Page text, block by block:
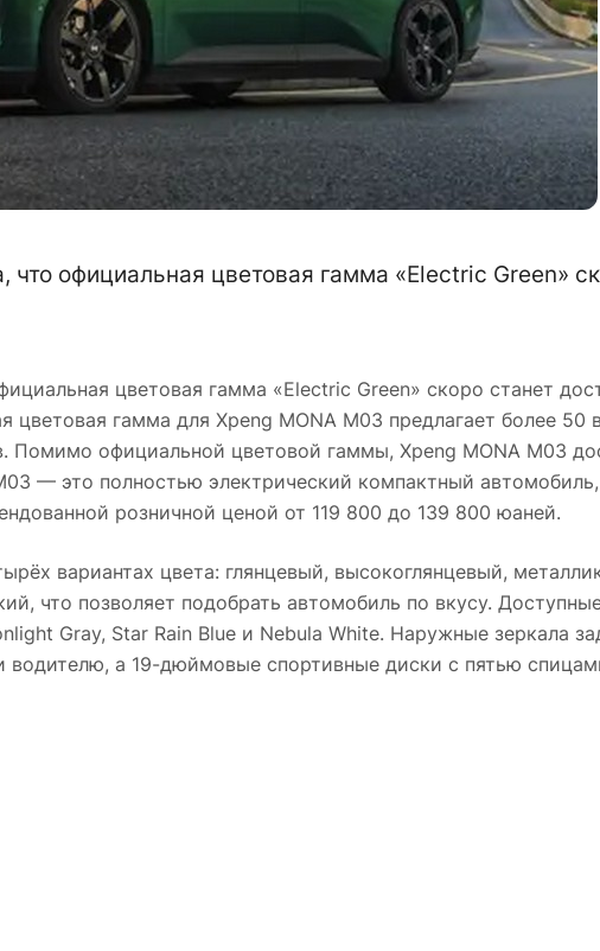
официальная цветовая гамма «Electric Green»
цветовая гамма «Electric Green» скоро станет
цветовая гамма для Xpeng MONA M03 предлагает более 50
официальной цветовой гаммы, Xpeng MONA M03
— это полностью электрический компактный автомобиль,
розничной ценой от 119 800 до 139 800 юаней.
вариантах цвета: глянцевый, высокоглянцевый,
что позволяет подобрать автомобиль по вкусу.
Gray, Star Rain Blue и Nebula White. Наружные зеркала
а 19-дюймовые спортивные диски с пятью